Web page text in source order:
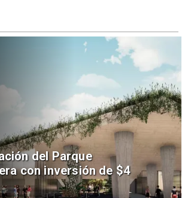
del Parque
con inversión de $4